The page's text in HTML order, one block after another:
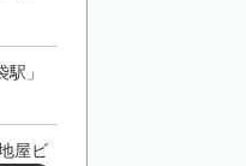
」
屋ビ